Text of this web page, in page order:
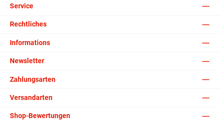
Service
Rechtliches
Informations
Newsletter
Zahlungsarten
Versandarten
Shop-Bewertungen